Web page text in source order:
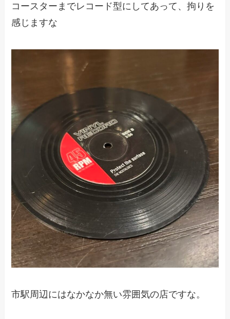
コースターまでレコード型にしてあって、拘りを
感じますな
市駅周辺にはなかなか無い雰囲気の店ですな。